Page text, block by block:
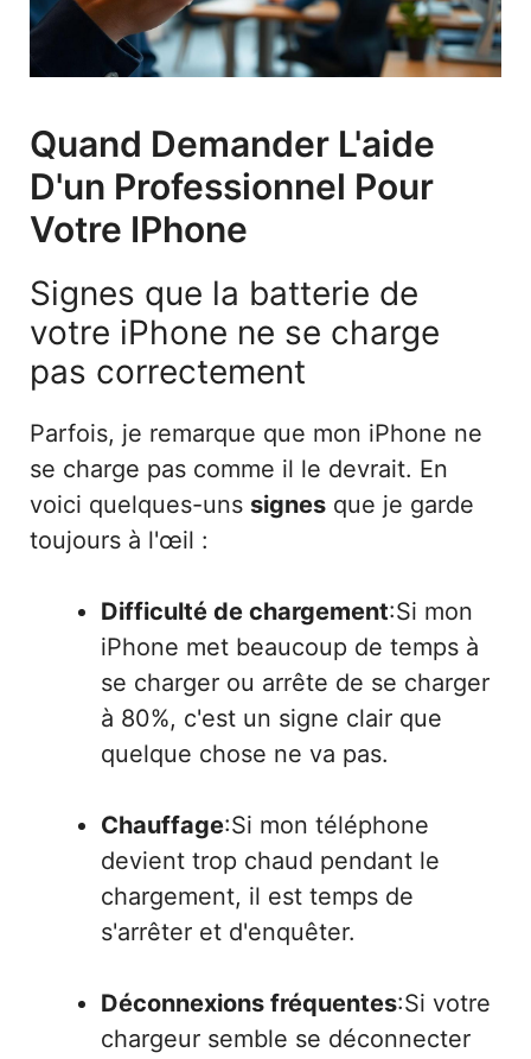
Quand Demander L'aide
D'un Professionnel Pour
Votre IPhone
Signes que la batterie de
votre iPhone ne se charge
pas correctement
Parfois, je remarque que mon iPhone ne
se charge pas comme il le devrait. En
voici quelques-uns signes que je garde
toujours à l'œil :
Difficulté de chargement:Si mon
iPhone met beaucoup de temps à
se charger ou arrête de se charger
à 80%, c'est un signe clair que
quelque chose ne va pas.
Chauffage:Si mon téléphone
devient trop chaud pendant le
chargement, il est temps de
s'arrêter et d'enquêter.
Déconnexions fréquentes:Si votre
chargeur semble se déconnecter